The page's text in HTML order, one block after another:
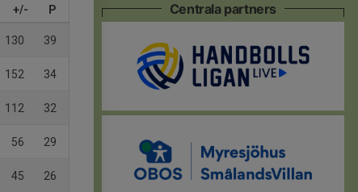
+/- P
130 39
152 34
112 32
56 29
45 26
Centrala partners